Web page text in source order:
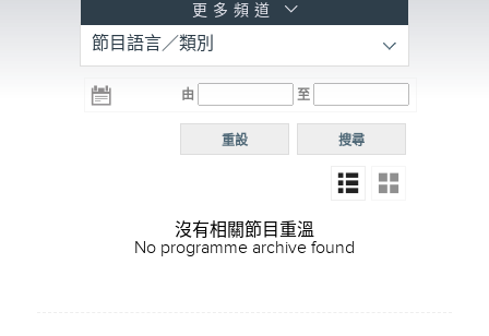
R3
電台 電台
R5
電台
普通
更多頻道
節目語言／類別
由 至
搜尋
重設
沒有相關節目重溫
No programme archive found